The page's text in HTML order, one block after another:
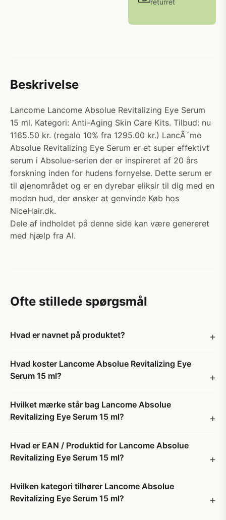
returret
Beskrivelse
Lancome Lancome Absolue Revitalizing Eye Serum
15 ml. Kategori: Anti-Aging Skin Care Kits. Tilbud: nu
1165.50 kr. (regalo 10% fra 1295.00 kr.) LancÃ´me
Absolue Revitalizing Eye Serum er et super effektivt
serum i Absolue-serien der er inspireret af 20 års
forskning inden for hudens fornyelse. Dette serum er
til øjenområdet og er en dyrebar eliksir til dig med en
moden hud, der ønsker at genvinde Køb hos
NiceHair.dk.
Dele af indholdet på denne side kan være genereret
med hjælp fra AI.
Ofte stillede spørgsmål
Hvad er navnet på produktet?
Hvad koster Lancome Absolue Revitalizing Eye
Serum 15 ml?
Hvilket mærke står bag Lancome Absolue
Revitalizing Eye Serum 15 ml?
Hvad er EAN / Produktid for Lancome Absolue
Revitalizing Eye Serum 15 ml?
Hvilken kategori tilhører Lancome Absolue
Revitalizing Eye Serum 15 ml?